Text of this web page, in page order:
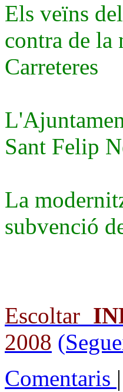
Els veïns
contra de la
Carreteres
Sant Felip
La
subvenció
Escoltar
2008
Comentaris